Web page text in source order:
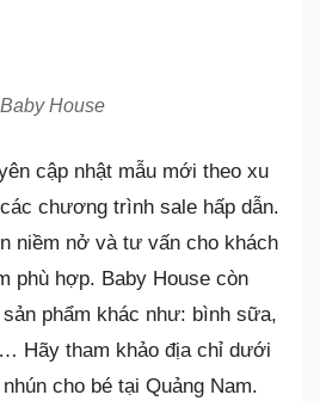
Baby House
cập nhật mẫu mới theo xu
chương trình sale hấp dẫn.
niềm nở và tư vấn cho khách
phù hợp. Baby House còn
phẩm khác như: bình sữa,
Hãy tham khảo địa chỉ dưới
cho bé tại Quảng Nam.